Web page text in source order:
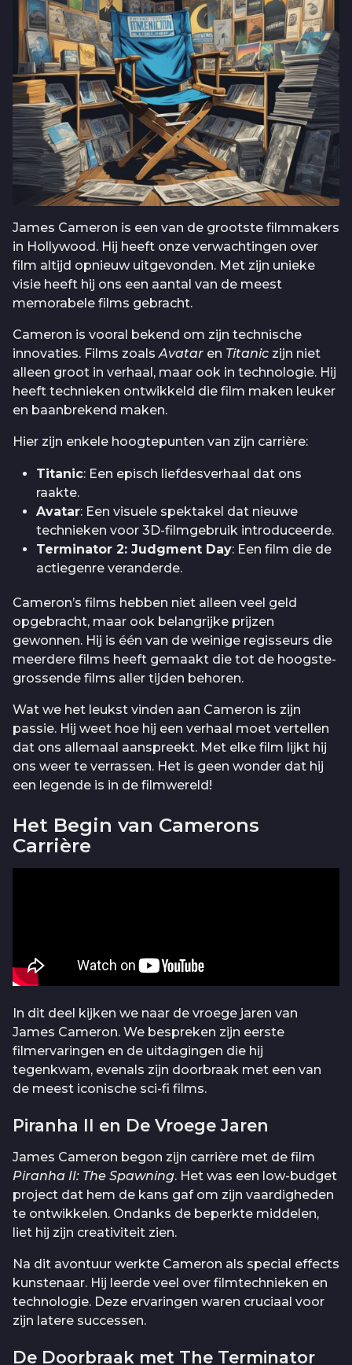
James Cameron is een van de grootste filmmakers
in Hollywood. Hij heeft onze verwachtingen over
film altijd opnieuw uitgevonden. Met zijn unieke
visie heeft hij ons een aantal van de meest
memorabele films gebracht.
Cameron is vooral bekend om zijn technische
innovaties. Films zoalsAvatar en Titanic zijn niet
alleen groot in verhaal, maar ook in technologie. Hij
heeft technieken ontwikkeld die film maken leuker
en baanbrekend maken.
Hier zijn enkele hoogtepunten van zijn carrière:
Titanic: Een episch liefdesverhaal dat ons
raakte.
Avatar: Een visuele spektakel dat nieuwe
technieken voor 3D-filmgebruik introduceerde.
Terminator 2: Judgment Day: Een film die de
actiegenre veranderde.
Cameron’s films hebben niet alleen veel geld
opgebracht, maar ook belangrijke prijzen
gewonnen. Hij is één van de weinige regisseurs die
meerdere films heeft gemaakt die tot de hoogste-
grossende films aller tijden behoren.
Wat we het leukst vinden aan Cameron is zijn
passie. Hij weet hoe hij een verhaal moet vertellen
dat ons allemaal aanspreekt. Met elke film lijkt hij
ons weer te verrassen. Het is geen wonder dat hij
een legende is in de filmwereld!
Het Begin van Camerons
Carrière
In dit deel kijken we naar de vroege jaren van
James Cameron. We bespreken zijn eerste
filmervaringen en de uitdagingen die hij
tegenkwam, evenals zijn doorbraak met een van
de meest iconische sci-fi films.
Piranha II en De Vroege Jaren
James Cameron begon zijn carrière met de film
Piranha II: The Spawning. Het was een low-budget
project dat hem de kans gaf om zijn vaardigheden
te ontwikkelen. Ondanks de beperkte middelen,
liet hij zijn creativiteit zien.
Na dit avontuur werkte Cameron als special effects
kunstenaar. Hij leerde veel over filmtechnieken en
technologie. Deze ervaringen waren cruciaal voor
zijn latere successen.
De Doorbraak met The Terminator